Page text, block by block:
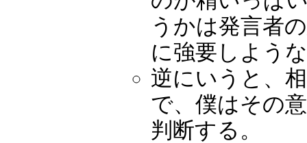
うかは発言者
に強要しよう
逆にいうと、
で、僕はその
判断する。